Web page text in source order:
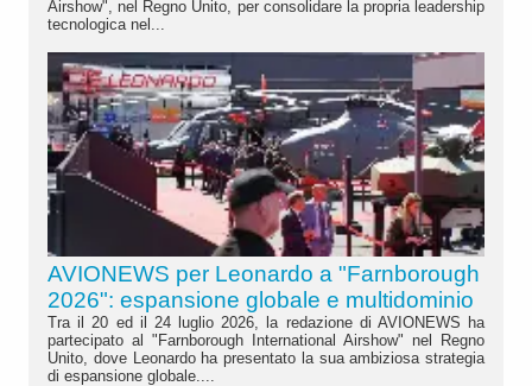
Airshow", nel Regno Unito, per consolidare la propria leadership
tecnologica nel...
AVIONEWS per Leonardo a "Farnborough
2026": espansione globale e multidominio
Tra il 20 ed il 24 luglio 2026, la redazione di AVIONEWS ha
partecipato al "Farnborough International Airshow" nel Regno
Unito, dove Leonardo ha presentato la sua ambiziosa strategia
di espansione globale....